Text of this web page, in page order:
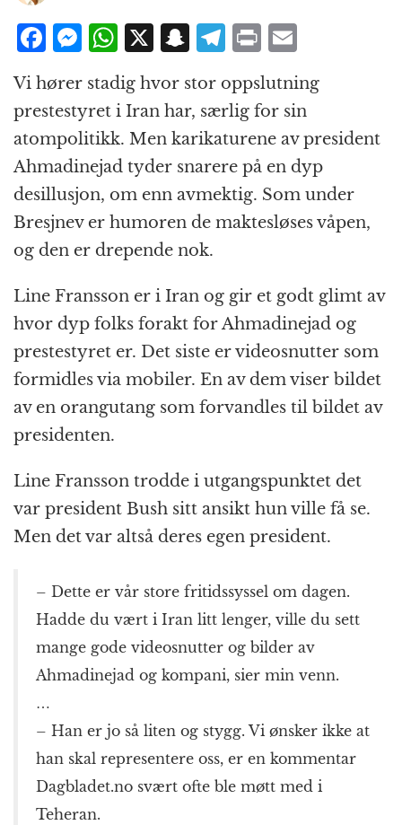
n
F
c
e
b
o
o
k
M
ss
e
n
g
e
r
W
h
at
s
A
p
p
X S
a
p
c
h
at
T
e
g
r
a
m
P
ri
n
t
ai
l
Vi hører stadig hvor stor oppslutning
prestestyret i Iran har, særlig for sin
atompolitikk. Men karikaturene av president
Ahmadinejad tyder snarere på en dyp
desillusjon, om enn avmektig. Som under
Bresjnev er humoren de maktesløses våpen,
og den er drepende nok.
Line Fransson er i Iran og gir et godt glimt av
hvor dyp folks forakt for Ahmadinejad og
prestestyret er. Det siste er videosnutter som
formidles via mobiler. En av dem viser bildet
av en orangutang som forvandles til bildet av
presidenten.
Line Fransson trodde i utgangspunktet det
var president Bush sitt ansikt hun ville få se.
Men det var altså deres egen president.
– Dette er vår store fritidssyssel om dagen.
Hadde du vært i Iran litt lenger, ville du sett
mange gode videosnutter og bilder av
Ahmadinejad og kompani, sier min venn.
…
– Han er jo så liten og stygg. Vi ønsker ikke at
han skal representere oss, er en kommentar
Dagbladet.no svært ofte ble møtt med i
Teheran.